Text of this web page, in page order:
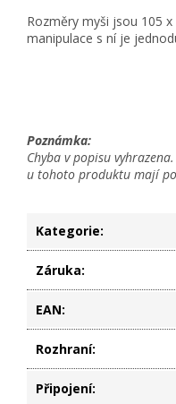
Rozměry myši jsou 105
manipulace s ní je
Poznámka:
Chyba v popisu
u tohoto produktu mají
Kategorie:
Záruka:
EAN:
Rozhraní:
Připojení: